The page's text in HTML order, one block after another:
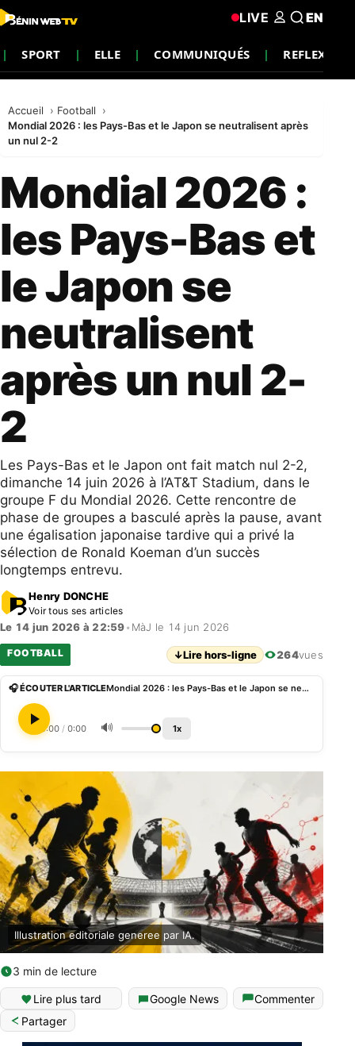
SPORT ELLE COMMUNIQUÉS
LIVE EN
Accueil
Football
Mondial 2026 : les Pays-Bas et le Japon se neutralisent après
un nul 2-2
Mondial 2026 :
les Pays-Bas et
le Japon se
neutralisent
après un nul 2-
2
Les Pays-Bas et le Japon ont fait match nul 2-2,
dimanche 14 juin 2026 à l’AT&T Stadium, dans le
groupe F du Mondial 2026. Cette rencontre de
phase de groupes a basculé après la pause, avant
une égalisation japonaise tardive qui a privé la
sélection de Ronald Koeman d’un succès
longtemps entrevu.
Henry DONCHE
Voir tous ses articles
Le 14 jun 2026 à 22:59• MàJ le 14 jun 2026
FOOTBALL ↓Lire hors-ligne 264vues
🎧 ÉCOUTER L'ARTICLE Mondial 2026 : les Pays-Bas et le Japon se neutralisent après un nul 2-2
0:00 / 0:00 🔊 1x
Illustration editoriale generee par IA.
3 min de lecture
Lire plus tard Google News
Commenter
Partager